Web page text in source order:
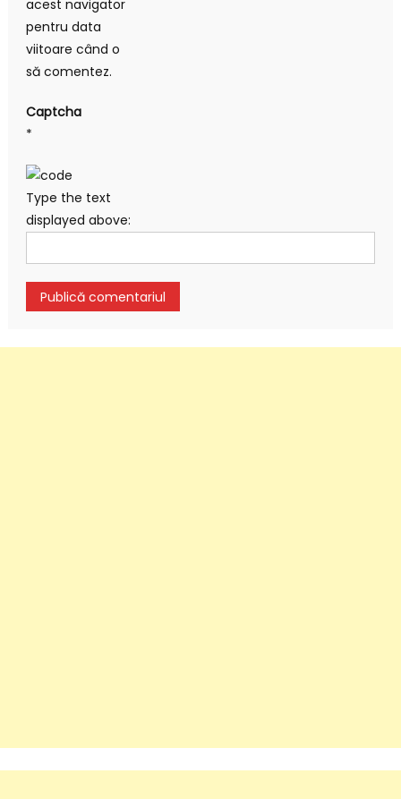
acest navigator
pentru data
viitoare când o
să comentez.
Captcha
*
Type the text
displayed above: